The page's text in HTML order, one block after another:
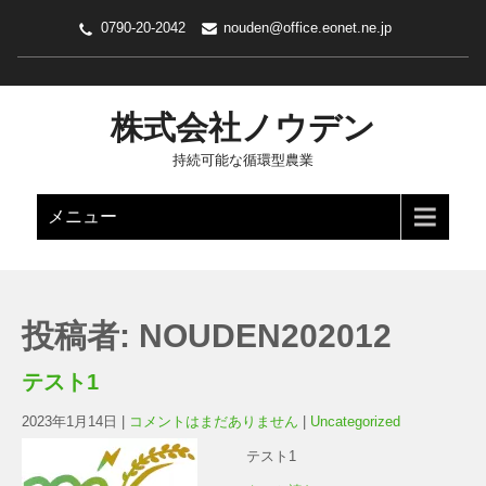
0790-20-2042 nouden@office.eonet.ne.jp
株式会社ノウデン
持続可能な循環型農業
メニュー
投稿者: NOUDEN202012
テスト1
2023年1月14日 コメントはまだありません Uncategorized
テスト1